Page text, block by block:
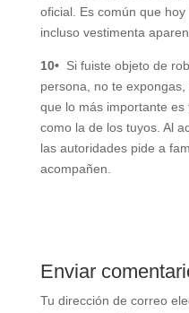
oficial. Es común que
incluso vestimenta
10•Si fuiste objeto de
persona, no te
que lo más importante
como la de los tuyos. Al
las autoridades pide a
acompañen.
Enviar
Tu dirección de correo